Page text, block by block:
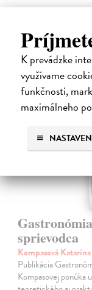
K prevádzke
využívame
funkčnosti,
maximálneho
9,90 € ?
sprievodca
Kompasová Katarína
Publikácia
Kompasovej ponúka